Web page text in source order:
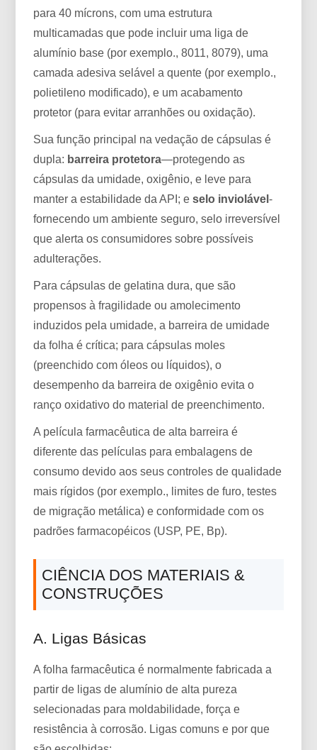
para 40 mícrons, com uma estrutura
multicamadas que pode incluir uma liga de
alumínio base (por exemplo., 8011, 8079), uma
camada adesiva selável a quente (por exemplo.,
polietileno modificado), e um acabamento
protetor (para evitar arranhões ou oxidação).
Sua função principal na vedação de cápsulas é
dupla: barreira protetora—protegendo as
cápsulas da umidade, oxigênio, e leve para
manter a estabilidade da API; eselo inviolável-
fornecendo um ambiente seguro, selo irreversível
que alerta os consumidores sobre possíveis
adulterações.
Para cápsulas de gelatina dura, que são
propensos à fragilidade ou amolecimento
induzidos pela umidade, a barreira de umidade
da folha é crítica; para cápsulas moles
(preenchido com óleos ou líquidos), o
desempenho da barreira de oxigênio evita o
ranço oxidativo do material de preenchimento.
A película farmacêutica de alta barreira é
diferente das películas para embalagens de
consumo devido aos seus controles de qualidade
mais rígidos (por exemplo., limites de furo, testes
de migração metálica) e conformidade com os
padrões farmacopéicos (USP, PE, Bp).
CIÊNCIA DOS MATERIAIS &
CONSTRUÇÕES
A. Ligas Básicas
A folha farmacêutica é normalmente fabricada a
partir de ligas de alumínio de alta pureza
selecionadas para moldabilidade, força e
resistência à corrosão. Ligas comuns e por que